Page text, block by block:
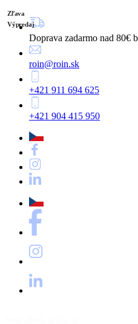
Doprava zadarmo nad 80€
roin@roin.sk
+421 911 694 625
+421 904 415 950
Zľava
Výpredaj